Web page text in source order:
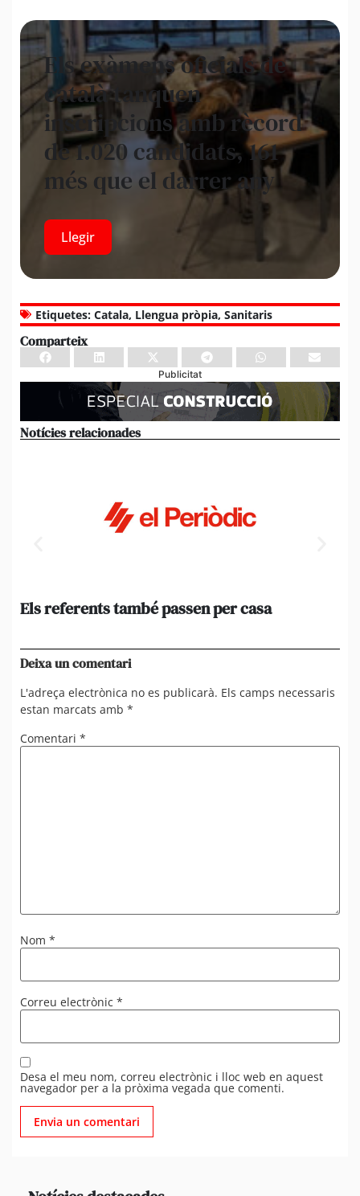
Els exàmens oficials de
català tanquen
inscripcions amb rècord
de 1.020 candidats, 161
més que el darrer any
Llegir
Etiquetes: Catala, Llengua pròpia, Sanitaris
Comparteix
Publicitat
Notícies relacionades
Els referents també passen per casa
Deixa un comentari
L'adreça electrònica no es publicarà. Els camps necessaris
estan marcats amb *
Comentari *
Nom *
Correu electrònic *
Desa el meu nom, correu electrònic i lloc web en aquest
navegador per a la pròxima vegada que comenti.